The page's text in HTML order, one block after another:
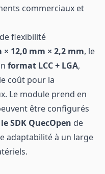
commerciaux et
flexibilité
× 12,0 mm × 2,2 mm, le
format LCC + LGA,
coût pour la
Le module prend en
être configurés
le SDK QuecOpen de
adaptabilité à un large